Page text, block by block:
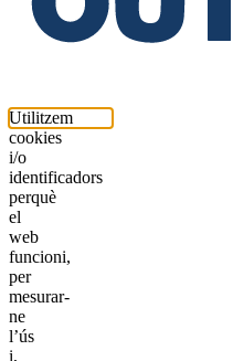
Utilitzem
cookies
i/o
identificadors
perquè
el
web
funcioni,
per
mesurar-
ne
l’ús
i,